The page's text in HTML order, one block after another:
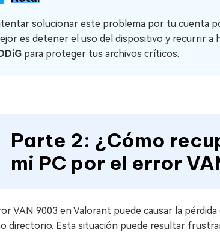
solucionar este problema por tu cuenta
es detener el uso del dispositivo y recurrir
para proteger tus archivos críticos.
Parte 2: ¿Cómo
mi PC por el error
VAN 9003 en Valorant puede causar la
directorio. Esta situación puede resultar